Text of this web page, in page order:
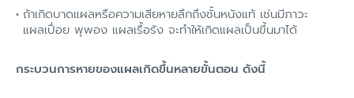
ถ้าเกิดบาดแผลหรือความเสียหายลึกถึงชั้นหนังแท้ เช่นมีภาวะ
แผลเปื่อย พุพอง แผลเรื้อรัง จะทำให้เกิดแผลเป็นขึ้นมาได้
กระบวนการหายของแผลเกิดขึ้นหลายขั้นตอน ดังนี้